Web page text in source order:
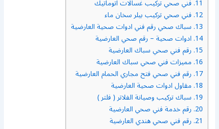
11. فني صحي تركيب غسالات اتوماتيك
12. فني صحي تركيب بيلر سخان ماء
13. سباك صحي رقم فني ادوات صحية العارضية
14. ادوات صحية – رقم صحي العارضية
15. رقم فني صحي سباك العارضية
16. مميزات فني صحي سباك العارضية
17. رقم فني صحي فتح مجاري الحمام العارضية
18. مقاول ادوات صحية العارضية
19. سباك تركيب وصيانة الفلاتر ( فلتر )
20. رقم خدمة فني صحي العارضية
21. رقم فني صحي هندي العارضية